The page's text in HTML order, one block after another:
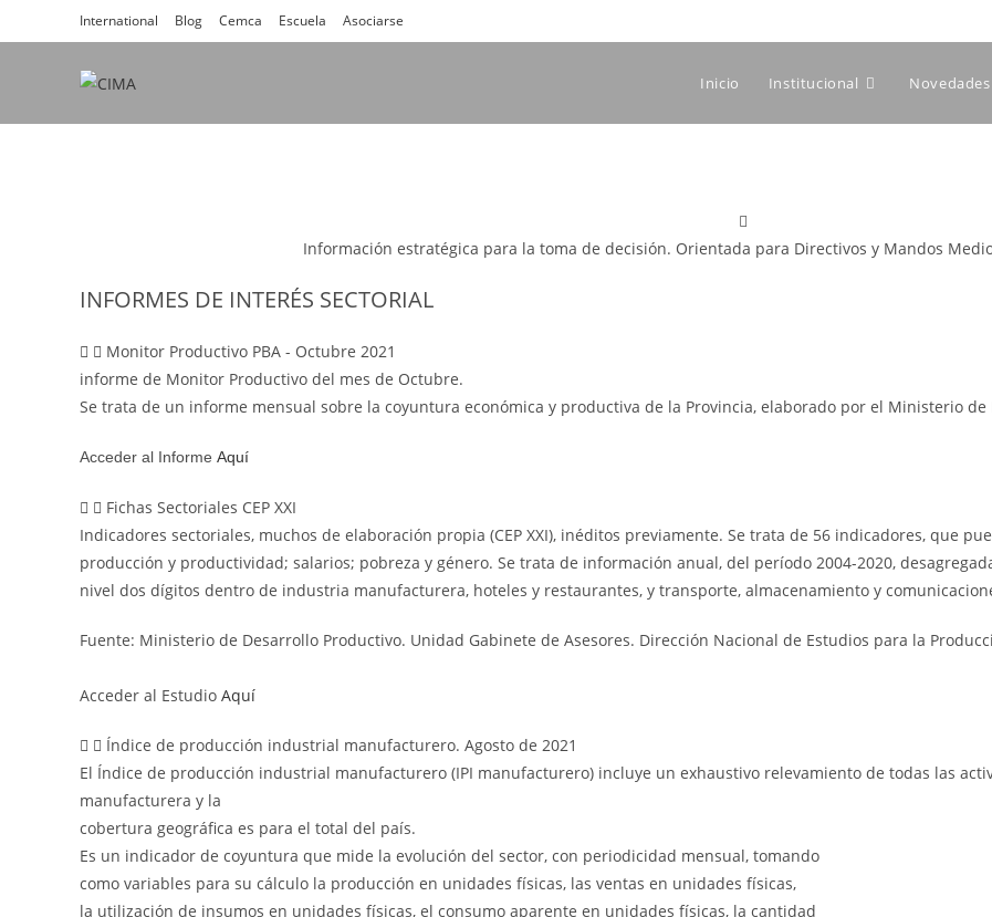
al
International Blog Cemca Escuela Asociarse
Inicio Institucional
Información estratégica para la toma de decisión. Orientada para Directivos y Mandos
INFORMES DE INTERÉS SECTORIAL
Monitor Productivo PBA - Octubre 2021
informe de Monitor Productivo del mes de Octubre.
Se trata de un informe mensual sobre la coyuntura económica y productiva de la Provincia, elaborado por el Ministerio de
Acceder al Informe Aquí
Fichas Sectoriales CEP XXI
Indicadores sectoriales, muchos de elaboración propia (CEP XXI), inéditos previamente. Se trata de 56 indicadores, que
producción y productividad; salarios; pobreza y género. Se trata de información anual, del período 2004-2020,
nivel dos dígitos dentro de industria manufacturera, hoteles y restaurantes, y transporte, almacenamiento y
Fuente: Ministerio de Desarrollo Productivo. Unidad Gabinete de Asesores. Dirección Nacional de Estudios para la
Acceder al Estudio Aquí
Índice de producción industrial manufacturero. Agosto de 2021
El Índice de producción industrial manufacturero (IPI manufacturero) incluye un exhaustivo relevamiento de todas las
manufacturera y la
cobertura geográfica es para el total del país.
Es un indicador de coyuntura que mide la evolución del sector, con periodicidad mensual, tomando
como variables para su cálculo la producción en unidades físicas, las ventas en unidades físicas,
la utilización de insumos en unidades físicas, el consumo aparente en unidades físicas, la cantidad